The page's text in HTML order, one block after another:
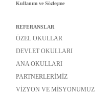
Kullanım ve Sözleşme
REFERANSLAR
ÖZEL OKULLAR
DEVLET OKULLARI
ANA OKULLARI
PARTNERLERİMİZ
VİZYON VE MİSYONUMUZ